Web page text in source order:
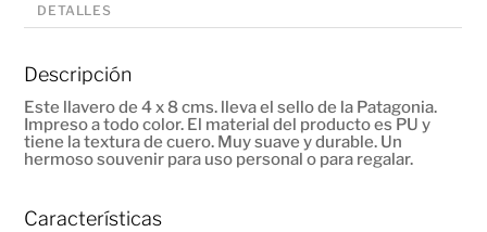
DETALLES
Descripción
Este llavero de 4 x 8 cms. lleva el sello de la Patagonia.
Impreso a todo color. El material del producto es PU y
tiene la textura de cuero. Muy suave y durable. Un
hermoso souvenir para uso personal o para regalar.
Características